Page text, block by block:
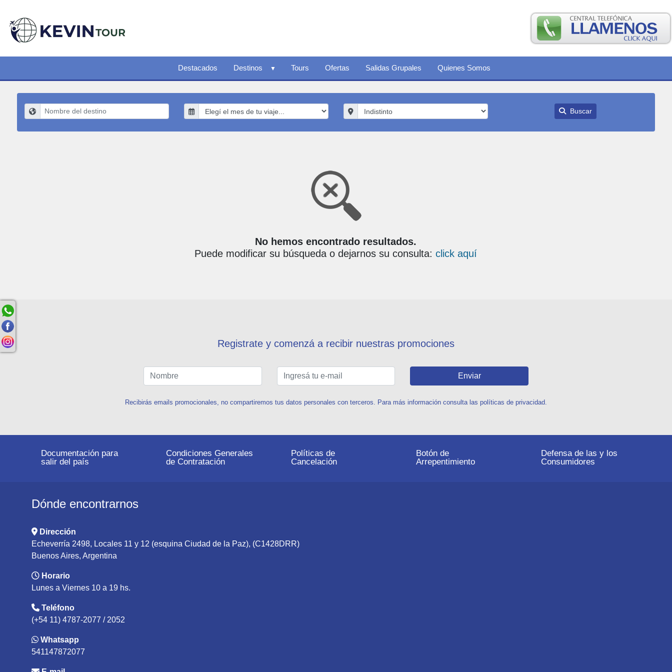
Destacados Destinos Tours Ofertas Salidas Grupales Quienes Somos
Buscar
No hemos encontrado resultados.
Puede modificar su búsqueda o dejarnos su consulta:click aquí
Registrate y comenzá a recibir nuestras promociones
Enviar
Recibirás emails promocionales, no compartiremos tus datos personales con terceros. Para más información consulta las políticas de privacidad.
Documentación para
salir del país
Condiciones Generales
de Contratación
Políticas de
Cancelación
Botón de
Arrepentimiento
Defensa de las y los
Consumidores
Dónde encontrarnos
Dirección
Echeverría 2498, Locales 11 y 12 (esquina Ciudad de la Paz), (C1428DRR)
Buenos Aires, Argentina
Horario
Lunes a Viernes 10 a 19 hs.
Teléfono
(+54 11) 4787-2077 / 2052
Whatsapp
541147872077